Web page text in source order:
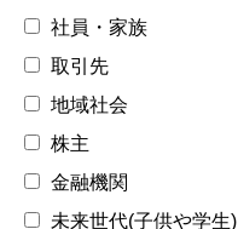
社員・家族
取引先
地域社会
株主
金融機関
未来世代(子供や学生)